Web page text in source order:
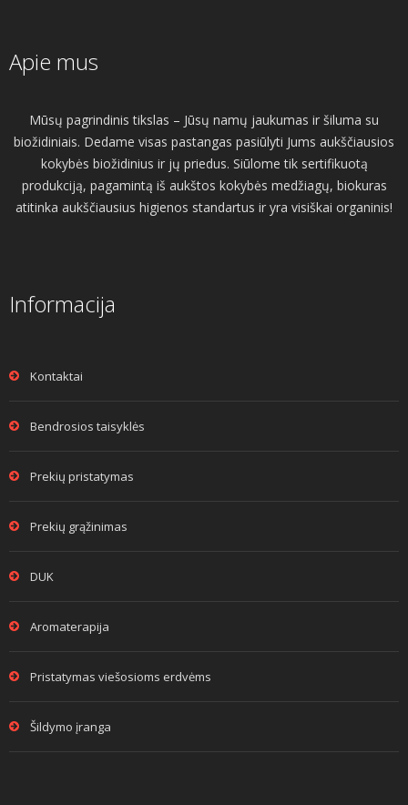
Apie mus
Mūsų pagrindinis tikslas – Jūsų namų jaukumas ir šiluma su
biožidiniais. Dedame visas pastangas pasiūlyti Jums aukščiausios
kokybės biožidinius ir jų priedus. Siūlome tik sertifikuotą
produkciją, pagamintą iš aukštos kokybės medžiagų, biokuras
atitinka aukščiausius higienos standartus ir yra visiškai organinis!
Informacija
Kontaktai
Bendrosios taisyklės
Prekių pristatymas
Prekių grąžinimas
DUK
Aromaterapija
Pristatymas viešosioms erdvėms
Šildymo įranga